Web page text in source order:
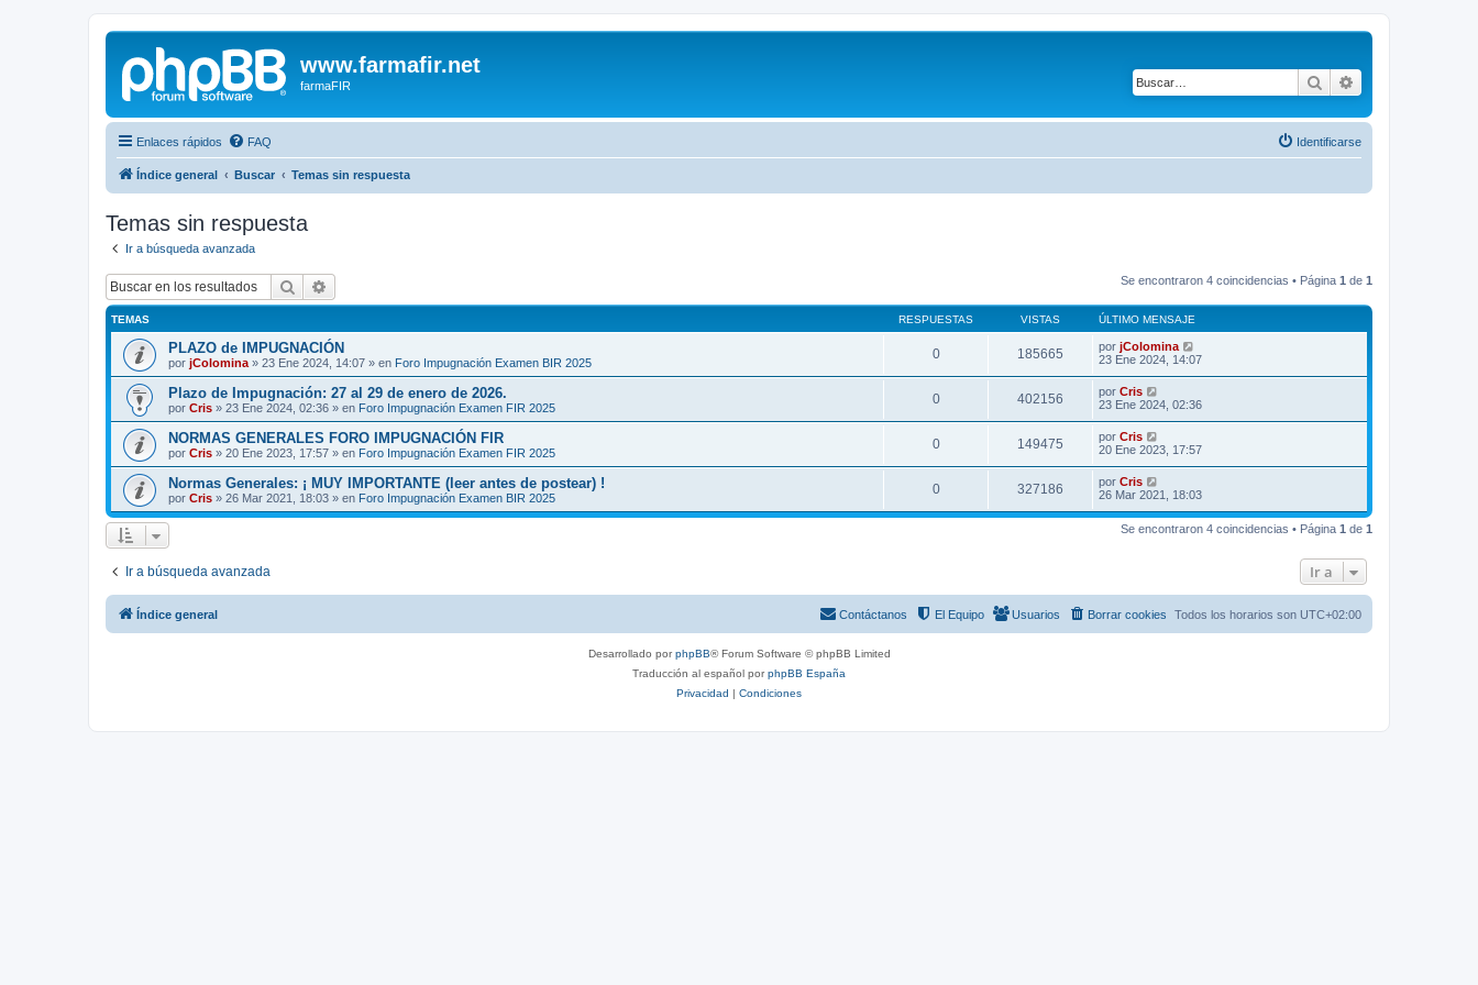
www.farmafir.net
farmaFIR Buscar
Enlaces rápidos FAQ Identificarse
Índice general Buscar Temas sin respuesta
Temas sin respuesta
Ir a búsqueda avanzada
Buscar Se encontraron 4 coincidencias • Página 1 de 1
TEMAS RESPUESTAS VISTAS ÚLTIMO MENSAJE
PLAZO de IMPUGNACIÓN
por jColomina » 23 Ene 2024, 14:07 » en Foro Impugnación Examen BIR 2025
0 185665 por jColomina
23 Ene 2024, 14:07
Plazo de Impugnación: 27 al 29 de enero de 2026.
por Cris » 23 Ene 2024, 02:36 » en Foro Impugnación Examen FIR 2025
0 402156 por Cris
23 Ene 2024, 02:36
NORMAS GENERALES FORO IMPUGNACIÓN FIR
por Cris » 20 Ene 2023, 17:57 » en Foro Impugnación Examen FIR 2025
0 149475 por Cris
20 Ene 2023, 17:57
Normas Generales: ¡ MUY IMPORTANTE (leer antes de postear) !
por Cris » 26 Mar 2021, 18:03 » en Foro Impugnación Examen BIR 2025
0 327186 por Cris
26 Mar 2021, 18:03
Se encontraron 4 coincidencias • Página 1 de 1
Ir a búsqueda avanzada Ir a
Índice general Todos los horarios son UTC+02:00
Borrar cookies
Usuarios
El Equipo
Contáctanos
Desarrollado porphpBB® Forum Software © phpBB Limited
Traducción al español porphpBB España
Privacidad | Condiciones